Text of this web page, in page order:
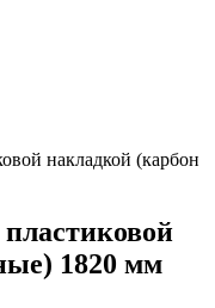
накладкой (карбон
1820 мм